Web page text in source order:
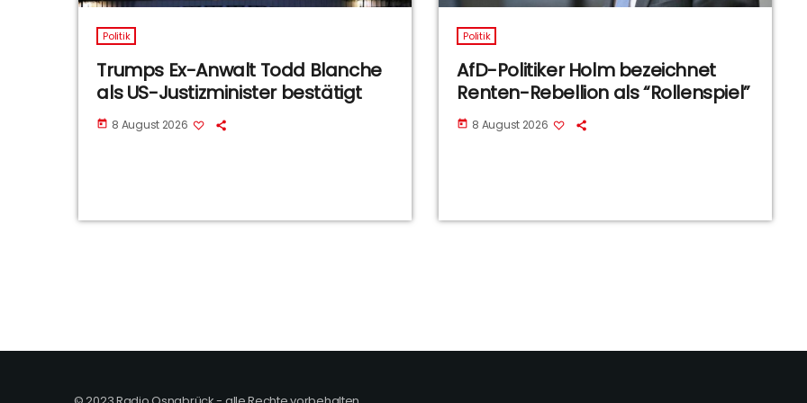
Politik
Trumps Ex-Anwalt Todd Blanche
als US-Justizminister bestätigt
today 8 August 2026
Politik
AfD-Politiker Holm bezeichnet
Renten-Rebellion als “Rollenspiel”
today 8 August 2026